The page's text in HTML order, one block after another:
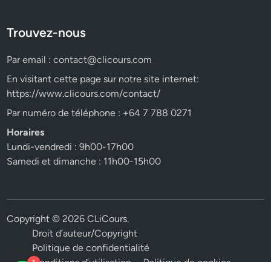
Trouvez-nous
Par email :contact@clicours.com
En visitant cette page sur notre site internet:
https://www.clicours.com/contact/
Par numéro de téléphone : +64 7 788 0271
Horaires
Lundi-vendredi : 9h00-17h00
Samedi et dimanche : 11h00-15h00
Copyright © 2026CLiCours.
Droit d’auteur/Copyright
Politique de confidentialité